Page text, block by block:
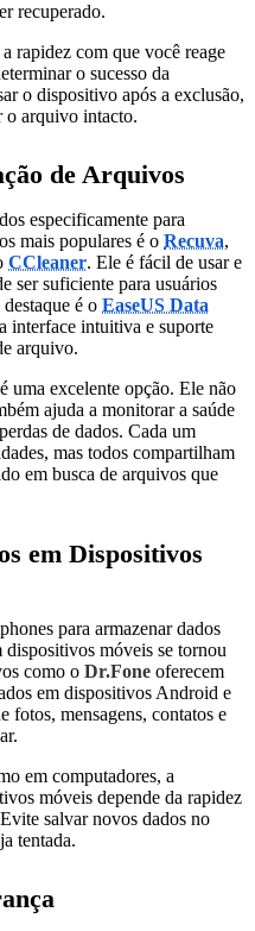
recuperado.
rapidez com que você reage
o sucesso da
o dispositivo após a exclusão,
o arquivo intacto.
de Arquivos
especificamente para
mais populares é o Recuva,
CCleaner. Ele é fácil de usar e
ser suficiente para usuários
é o EaseUS Data
interface intuitiva e suporte
arquivo.
é uma excelente opção. Ele não
ajuda a monitorar a saúde
de dados. Cada um
mas todos compartilham
em busca de arquivos que
em Dispositivos
para armazenar dados
dispositivos móveis se tornou
como o Dr.Fone oferecem
em dispositivos Android e
fotos, mensagens, contatos e
em computadores, a
móveis depende da rapidez
salvar novos dados no
tentada.